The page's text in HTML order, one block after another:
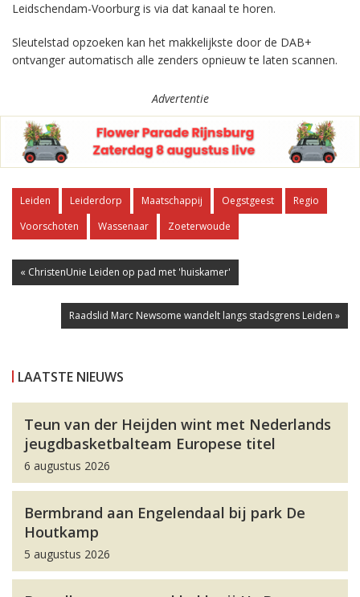
Leidschendam-Voorburg is via dat kanaal te horen.
Sleutelstad opzoeken kan het makkelijkste door de DAB+
ontvanger automatisch alle zenders opnieuw te laten scannen.
Advertentie
Leiden Leiderdorp Maatschappij Oegstgeest
Regio
Voorschoten
Wassenaar Zoeterwoude
« ChristenUnie Leiden op pad met 'huiskamer'
Raadslid Marc Newsome wandelt langs stadsgrens Leiden »
LAATSTE NIEUWS
Teun van der Heijden wint met Nederlands
jeugdbasketbalteam Europese titel
6 augustus 2026
Bermbrand aan Engelendaal bij park De
Houtkamp
5 augustus 2026